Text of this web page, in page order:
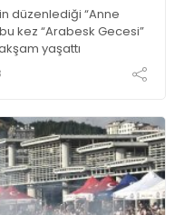
düzenlediği “Anne
kez “Arabesk Gecesi”
yaşattı